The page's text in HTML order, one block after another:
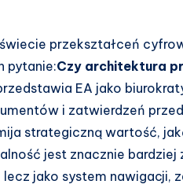
przekształceń
pytanie:Czy architektura
EA jako
i zatwierdzeń
strategiczną wartość,
jest znacznie
lecz jako system nawigacji,